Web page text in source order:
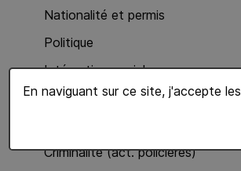
En naviguant sur ce site, j'accepte les
Nationalité et permis
Politique
Intégration sociale
Economie
Criminalité (act. policières)